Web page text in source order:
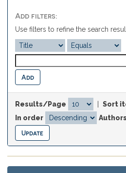
Add filters:
Use filters to refine the search
Results/Page
Sort
In order